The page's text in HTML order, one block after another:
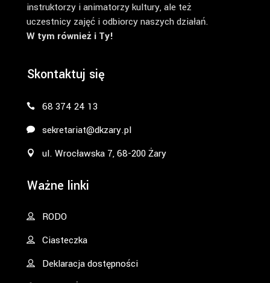
instruktorzy i animatorzy kultury, ale też
uczestnicy zajęć i odbiorcy naszych działań.
W tym również i Ty!
Skontaktuj się
68 374 24 13
sekretariat@dkzary.pl
ul. Wrocławska 7, 68-200 Żary
Ważne linki
RODO
Ciasteczka
Deklaracja dostępności